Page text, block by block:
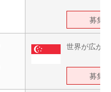
募集
世界が広が
募集